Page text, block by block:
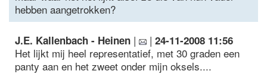
hebben aangetrokken?
J.E. Kallenbach - Heinen | | 24-11-2008 11:56
Het lijkt mij heel representatief, met 30 graden een
panty aan en het zweet onder mijn oksels....